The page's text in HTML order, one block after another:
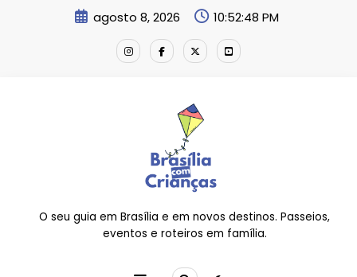
agosto 8, 2026 10:52:49 PM
O seu guia em Brasília e em novos destinos. Passeios,
eventos e roteiros em família.